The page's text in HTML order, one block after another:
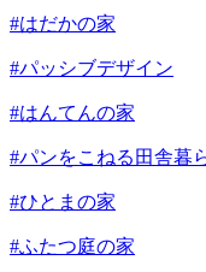
#はだかの家
#パッシブデザイン
#はんてんの家
#パンをこねる田舎暮
#ひとまの家
#ふたつ庭の家